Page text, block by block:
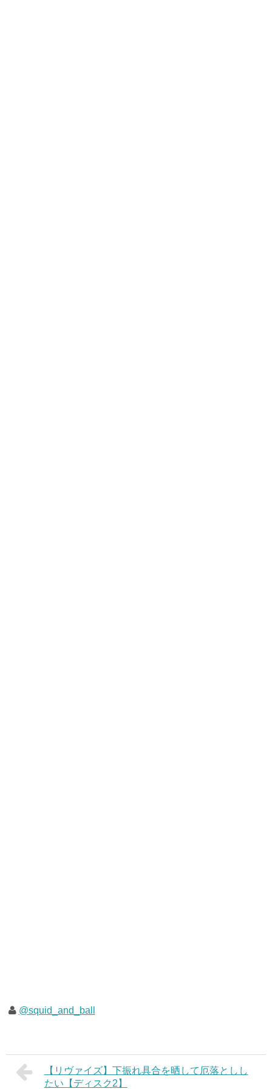
@squid_and_ball
【リヴァイズ】下振れ具合を晒して厄落としし
たい【ディスク2】